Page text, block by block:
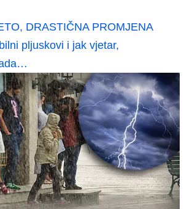
DRASTIČNA PROMJENA
pljuskovi i jak vjetar,